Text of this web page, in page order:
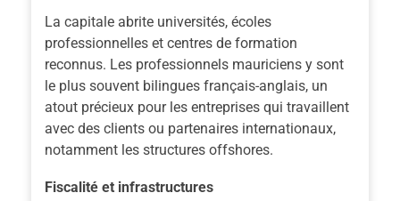
La capitale abrite universités, écoles
professionnelles et centres de formation
reconnus. Les professionnels mauriciens y sont
le plus souvent bilingues français-anglais, un
atout précieux pour les entreprises qui travaillent
avec des clients ou partenaires internationaux,
notamment les structures offshores.
Fiscalité et infrastructures